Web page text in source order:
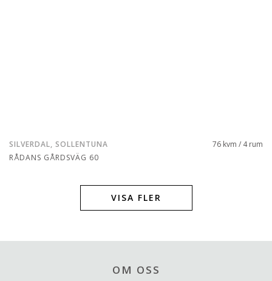
SILVERDAL, SOLLENTUNA
RÅDANS GÅRDSVÄG 60
76 kvm / 4 rum
VISA FLER
OM OSS